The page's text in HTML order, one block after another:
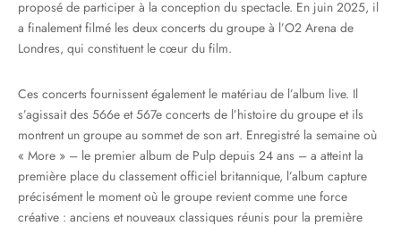
proposé de participer à la conception du spectacle. En juin 2025, il
a finalement filmé les deux concerts du groupe à l’O2 Arena de
Londres, qui constituent le cœur du film.
Ces concerts fournissent également le matériau de l’album live. Il
s’agissait des 566e et 567e concerts de l’histoire du groupe et ils
montrent un groupe au sommet de son art. Enregistré la semaine où
« More » – le premier album de Pulp depuis 24 ans – a atteint la
première place du classement officiel britannique, l’album capture
précisément le moment où le groupe revient comme une force
créative : anciens et nouveaux classiques réunis pour la première